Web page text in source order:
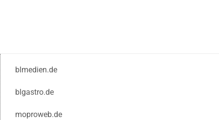
blmedien.de
blgastro.de
moproweb.de